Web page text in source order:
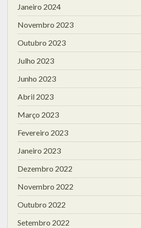
Janeiro 2024
Novembro 2023
Outubro 2023
Julho 2023
Junho 2023
Abril 2023
Março 2023
Fevereiro 2023
Janeiro 2023
Dezembro 2022
Novembro 2022
Outubro 2022
Setembro 2022